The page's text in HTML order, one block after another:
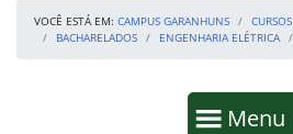
VOCÊ ESTÁ EM: CAMPUS GARANHUNS CURSOS
BACHARELADOS
ENGENHARIA ELÉTRICA
Mostrar
Menu